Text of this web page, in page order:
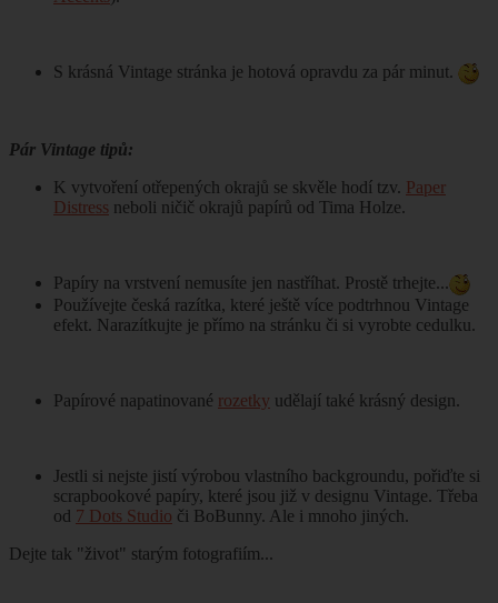
S krásná Vintage stránka je hotová opravdu za pár minut.
Pár Vintage tipů:
K vytvoření otřepených okrajů se skvěle hodí tzv. Paper
Distress neboli ničič okrajů papírů od Tima Holze.
Papíry na vrstvení nemusíte jen nastříhat. Prostě trhejte...
Používejte česká razítka, které ještě více podtrhnou Vintage
efekt. Narazítkujte je přímo na stránku či si vyrobte cedulku.
Papírové napatinované rozetky udělají také krásný design.
Jestli si nejste jistí výrobou vlastního backgroundu, pořiďte si
scrapbookové papíry, které jsou již v designu Vintage. Třeba
od 7 Dots Studio či BoBunny. Ale i mnoho jiných.
Dejte tak "život" starým fotografiím...